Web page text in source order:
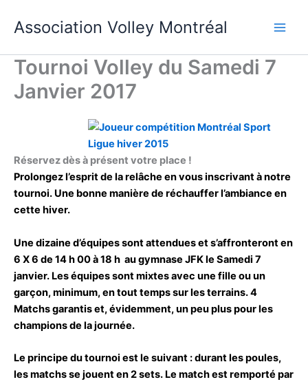
Association Volley Montréal
Tournoi Volley du Samedi 7
Janvier 2017
Réservez dès à présent votre place !
Prolongez l’esprit de la relâche en vous inscrivant à notre
tournoi. Une bonne manière de réchauffer l’ambiance en
cette hiver.
Une dizaine d’équipes sont attendues et s’affronteront en
6 X 6 de 14 h 00 à 18 h au gymnase JFK le Samedi 7
janvier. Les équipes sont mixtes avec une fille ou un
garçon, minimum, en tout temps sur les terrains. 4
Matchs garantis et, évidemment, un peu plus pour les
champions de la journée.
Le principe du tournoi est le suivant : durant les poules,
les matchs se jouent en 2 sets. Le match est remporté par